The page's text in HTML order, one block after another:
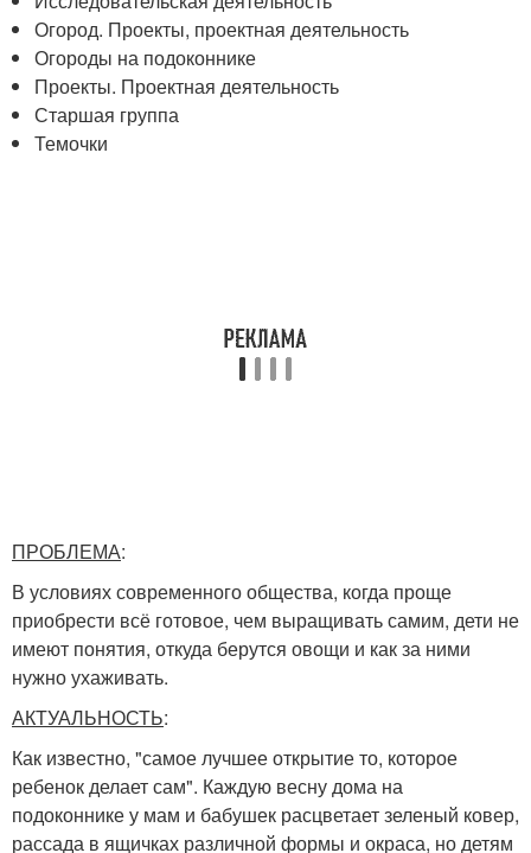
Огород. Проекты, проектная деятельность
Огороды на подоконнике
Проекты. Проектная деятельность
Старшая группа
Темочки
ПРОБЛЕМА:
В условиях современного общества, когда проще
приобрести всё готовое, чем выращивать самим, дети не
имеют понятия, откуда берутся овощи и как за ними
нужно ухаживать.
АКТУАЛЬНОСТЬ:
Как известно, "самое лучшее открытие то, которое
ребенок делает сам". Каждую весну дома на
подоконнике у мам и бабушек расцветает зеленый ковер,
рассада в ящичках различной формы и окраса, но детям